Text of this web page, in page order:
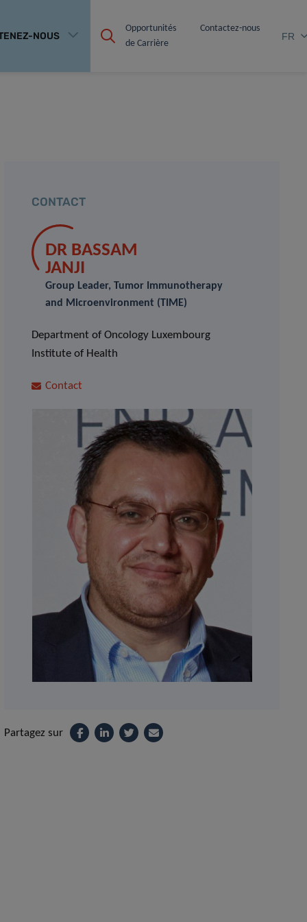
NOUS
Opportunités
de Carrière
Contactez-nous
FR
CONTACT
DR BASSAM
JANJI
Group Leader, Tumor Immunotherapy
and Microenvironment (TIME)
Department of Oncology Luxembourg
Institute of Health
Contact
Partagez sur